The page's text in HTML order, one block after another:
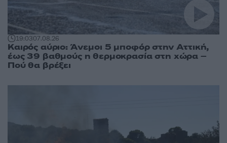
19:0307.08.26
Καιρός αύριο: Άνεμοι 5 μποφόρ στην Αττική,
έως 39 βαθμούς η θερμοκρασία στη χώρα –
Πού θα βρέξει